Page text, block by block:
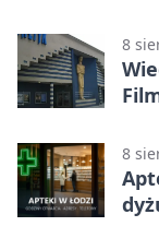
8
8